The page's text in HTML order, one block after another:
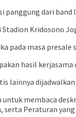
panggung dari
Stadion Kridosono
pada masa presale
hasil
lainnya
membaca
serta Peraturan